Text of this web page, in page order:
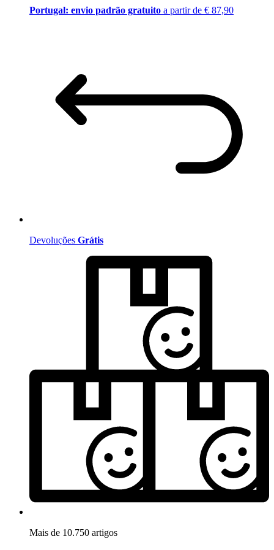
Portugal: envio padrão gratuito a partir de € 87,90
Devoluções Grátis
Mais de 10.750 artigos